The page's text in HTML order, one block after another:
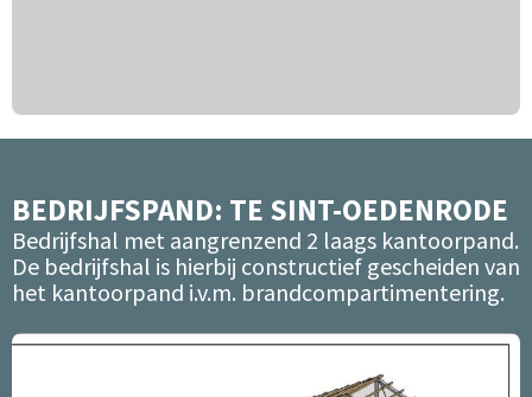
BEDRIJFSPAND: TE SINT-OEDENRODE
Bedrijfshal met aangrenzend 2 laags kantoorpand.
De bedrijfshal is hierbij constructief gescheiden van
het kantoorpand i.v.m. brandcompartimentering.